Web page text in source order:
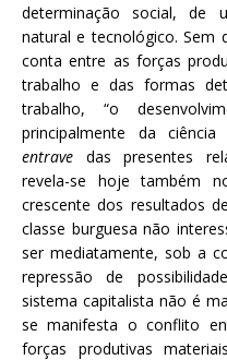
determinação social, de
natural e tecnológico. Sem
conta entre as forças
trabalho e das formas
trabalho, “o
principalmente da ciência
entrave das presentes
revela-se hoje também
crescente dos resultados
classe burguesa não
ser mediatamente, sob a
repressão de
sistema capitalista não é
se manifesta o conflito
forças produtivas